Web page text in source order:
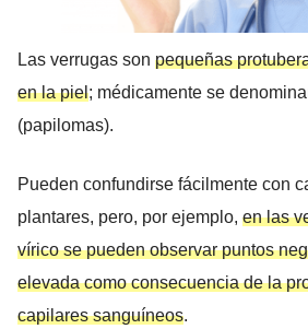
Las verrugas son pequeñas
en la piel; médicamente se
(papilomas).
Pueden confundirse fácilmente con
plantares, pero, por ejemplo, en las
vírico se pueden observar puntos
elevada como consecuencia de la
capilares sanguíneos.